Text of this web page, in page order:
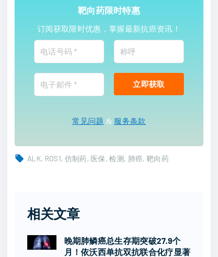
靶向药限时特惠
订阅获取限时优惠，掌握最新抗癌资讯！
常见问题 & 服务条款
ALK ROS1 仿制药 医保 检测 肺癌 靶向药
相关文章
晚期肺鳞癌总生存期突破27.9个
月！依沃西单抗双抗联合化疗显著